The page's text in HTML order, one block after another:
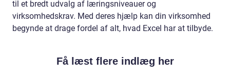
til et bredt udvalg af læringsniveauer og
virksomhedskrav. Med deres hjælp kan din virksomhed
begynde at drage fordel af alt, hvad Excel har at tilbyde.
Få læst flere indlæg her